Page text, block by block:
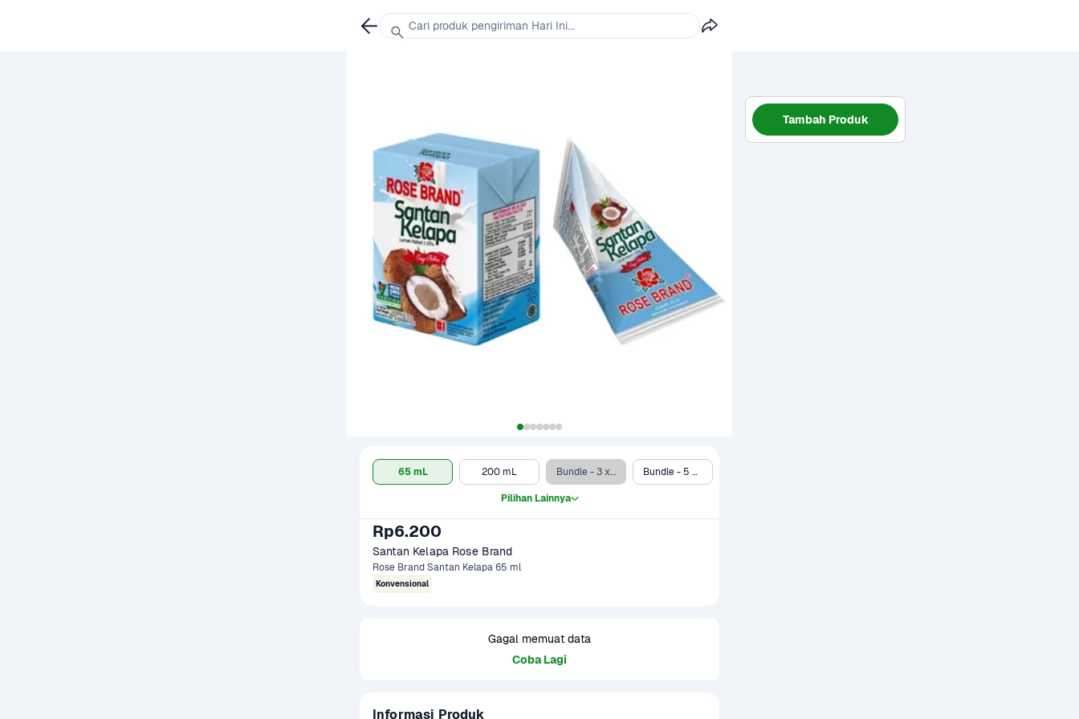
65 mL 200 mL Bundle - 3 x 65 mL Bundle - 5 x 65 mL
Pilihan Lainnya
Rp6.200
Santan Kelapa Rose Brand
Rose Brand Santan Kelapa 65 ml
Konvensional
Gagal memuat data
Coba Lagi
Informasi Produk
Tambah Produk
Cari produk pengiriman Hari Ini...